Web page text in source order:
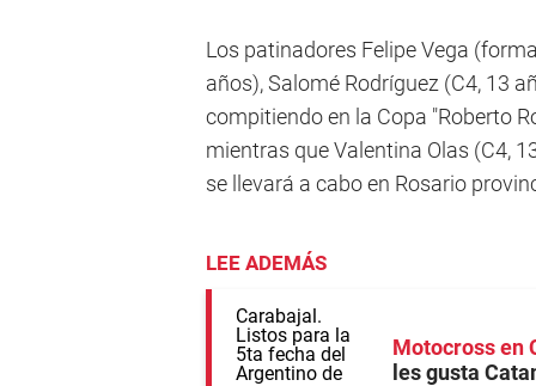
Los patinadores Felipe Vega
años), Salomé Rodríguez (C4, 13
compitiendo en la Copa "Roberto
mientras que Valentina Olas (C4,
se llevará a cabo en Rosario
LEE ADEMÁS
Motocross en
les gusta